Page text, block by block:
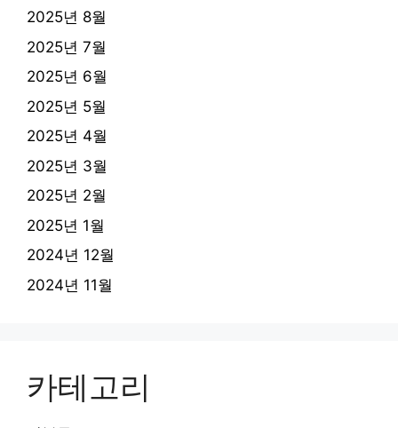
2025년 8월
2025년 7월
2025년 6월
2025년 5월
2025년 4월
2025년 3월
2025년 2월
2025년 1월
2024년 12월
2024년 11월
카테고리